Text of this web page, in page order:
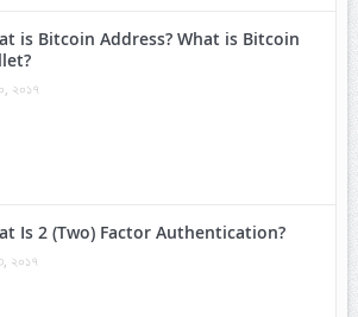
is Bitcoin Address? What is Bitcoin
২০১৭
Is 2 (Two) Factor Authentication?
২০১৭